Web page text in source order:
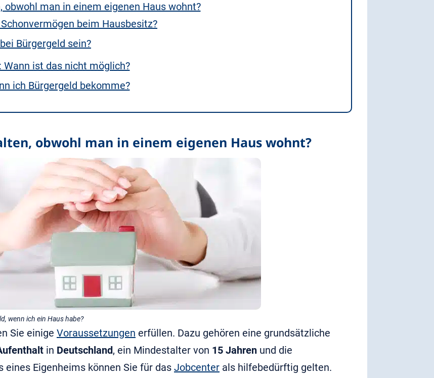
obwohl man in einem eigenen Haus wohnt?
beim Hausbesitz?
Bürgergeld sein?
Wann ist das nicht möglich?
ich Bürgergeld bekomme?
obwohl man in einem eigenen Haus wohnt?
wenn ich ein Haus habe?
Sie einige Voraussetzungen erfüllen. Dazu gehören eine grundsätzliche
in Deutschland, ein Mindestalter von 15 Jahren und die
eines Eigenheims können Sie für das Jobcenter als hilfebedürftig gelten.